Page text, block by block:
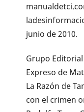
junio de 2010.
Grupo
Expreso de
La Razón de
con el crimen